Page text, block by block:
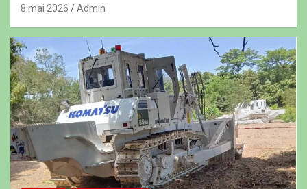
8 mai 2026 Admin